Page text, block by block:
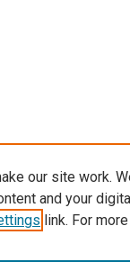
our site work.
and your
link. For